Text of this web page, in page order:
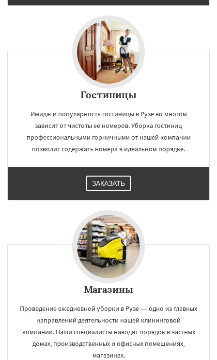
Работаем по
регионам
×
Серпухов Солнечногорск
Гостиницы
Имидж и популярность гостиницы в Рузе во многом
зависит от чистоты ее номеров. Уборка гостиниц
профессиональными горничными от нашей компании
позволит содержать номера в идеальном порядке.
ЗАКАЗАТЬ
Магазины
Проведение ежедневной уборки в Рузе — одно из главных
направлений деятельности нашей клининговой
компании. Наши специалисты наводят порядок в частных
домах, производственных и офисных помещениях,
магазинах.
УЗНАТЬ ПОДРОБНЕЕ ×